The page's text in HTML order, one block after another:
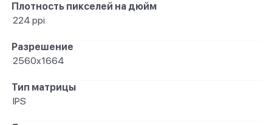
Плотность пикселей на дюйм
224 ppi
Разрешение
2560x1664
Тип матрицы
IPS